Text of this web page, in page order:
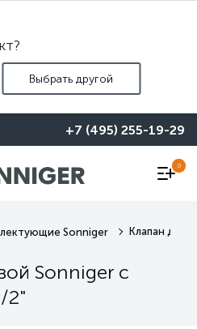
+7 (495) 255-19-29
0
Sonniger Клапан
Sonniger с
2"